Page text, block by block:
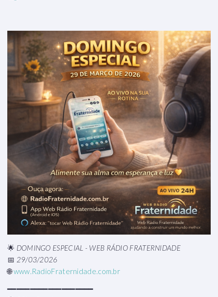
🌟 DOMINGO ESPECIAL - WEB RÁDIO FRATERNIDADE
📅 29/03/2026
🌐www.RadioFraternidade.com.br
━━━━━━━━━━━━━━━━━━━